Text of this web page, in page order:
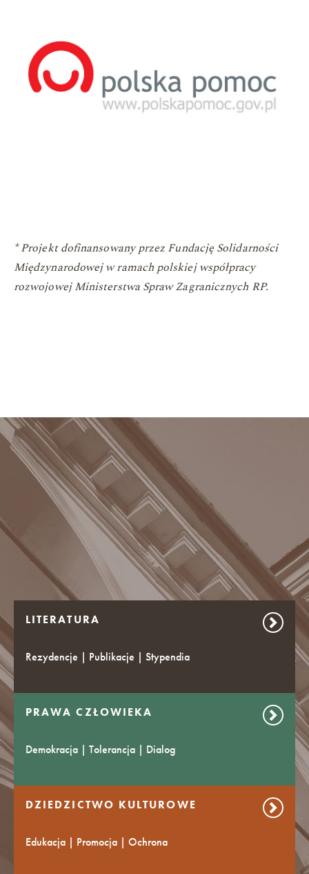
* Projekt dofinansowany przez Fundację Solidarności
Międzynarodowej w ramach polskiej współpracy
rozwojowej Ministerstwa Spraw Zagranicznych RP.
LITERATURA
Rezydencje | Publikacje | Stypendia
PRAWA CZŁOWIEKA
Demokracja | Tolerancja | Dialog
DZIEDZICTWO KULTUROWE
Edukacja | Promocja | Ochrona